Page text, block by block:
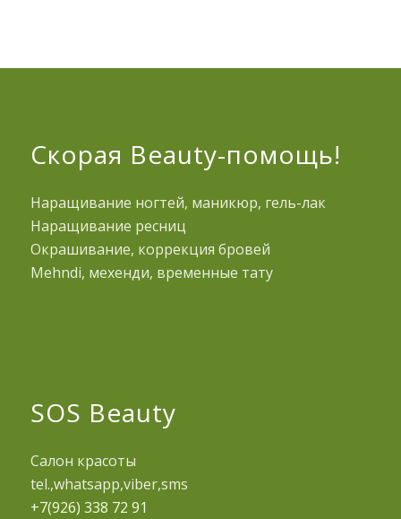
Скорая Beauty-помощь!
Наращивание ногтей, маникюр, гель-лак
Наращивание ресниц
Окрашивание, коррекция бровей
Mehndi, мехенди, временные тату
SOS Beauty
Салон красоты
tel.,whatsapp,viber,sms
+7(926) 338 72 91